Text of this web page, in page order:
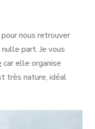
nous retrouver
part. Je vous
car elle organise
très nature, idéal